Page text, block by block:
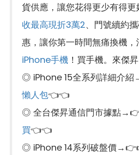
貨供應，讓您花得更少有得更
收最高現折3萬2、門號續約
惠，讓你第一時間無痛換機，
iPhone手機 ！買手機。來傑
◎ iPhone 15全系列詳細介
懶人包👈👈
◎ 全台傑昇通信門市據點
買👈👈
◎ iPhone 14系列破盤價